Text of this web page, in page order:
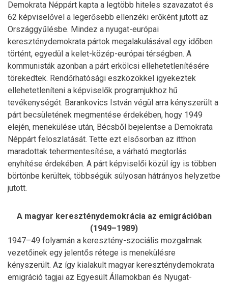
Demokrata Néppárt kapta a legtöbb hiteles szavazatot és
62 képviselővel a legerősebb ellenzéki erőként jutott az
Országgyűlésbe. Mindez a nyugat-európai
kereszténydemokrata pártok megalakulásával egy időben
történt, egyedül a kelet-közép-európai térségben. A
kommunisták azonban a párt erkölcsi ellehetetlenítésére
törekedtek. Rendőrhatósági eszközökkel igyekeztek
ellehetetleníteni a képviselők programjukhoz hű
tevékenységét. Barankovics István végül arra kényszerült a
párt becsületének megmentése érdekében, hogy 1949
elején, menekülése után, Bécsből bejelentse a Demokrata
Néppárt feloszlatását. Tette ezt elsősorban az itthon
maradottak tehermentesítése, a várható megtorlás
enyhítése érdekében. A párt képviselői közül így is többen
börtönbe kerültek, többségük súlyosan hátrányos helyzetbe
jutott.
A magyar kereszténydemokrácia az emigrációban
(1949–1989)
1947–49 folyamán a keresztény-szociális mozgalmak
vezetőinek egy jelentős rétege is menekülésre
kényszerült. Az így kialakult magyar kereszténydemokrata
emigráció tagjai az Egyesült Államokban és Nyugat-